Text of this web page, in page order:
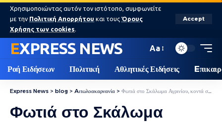
Χρησιμοποιώντας αυτόν τον ιστότοπο, συμφωνείτε
με την Πολιτική Απορρήτου και τους Όρους
Χρήσης των cookies.
Accept
EXPRESS NEWS Aa
Ροή Ειδήσεων Πολιτική Αθλητικές Ειδήσεις
Express News > blog > Aιτωλοακαρνανία > Φωτιά στο Σκάλωμα Αγρινίου, κοντά στη λίμνη Λυσιμαχεία
Φωτιά στο Σκάλωμα